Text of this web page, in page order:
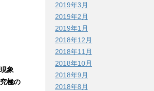
象
極の
2019年3月
2019年2月
2019年1月
2018年12月
2018年11月
2018年10月
2018年9月
2018年8月